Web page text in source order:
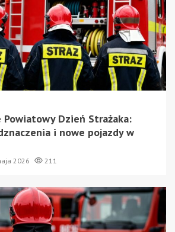
Powiatowy Dzień Strażaka:
i nowe pojazdy w
2026 211